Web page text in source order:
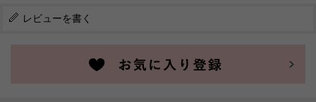
レビューを書く